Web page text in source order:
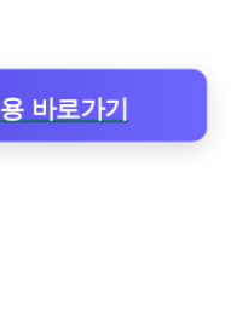
바로가기